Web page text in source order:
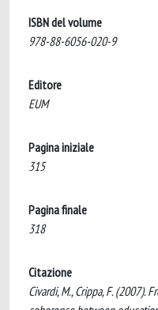
ISBN del volume
978-88-6056-020-9
Editore
EUM
Pagina iniziale
315
Pagina finale
318
Citazione
Civardi, M., Crippa, F. (2007).